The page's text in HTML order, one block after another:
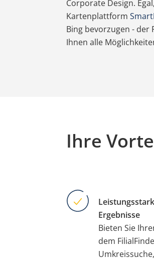
Corporate Design.
Kartenplattform
Bing bevorzugen -
Ihnen alle
Ihre
Ergebnisse
Bieten Sie
dem